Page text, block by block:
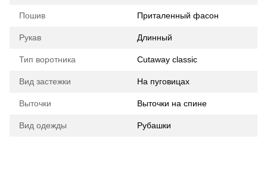
Пошив Приталенный фасон
Рукав Длинный
Тип воротника Cutaway classic
Вид застежки На пуговицах
Выточки Выточки на спине
Вид одежды Рубашки